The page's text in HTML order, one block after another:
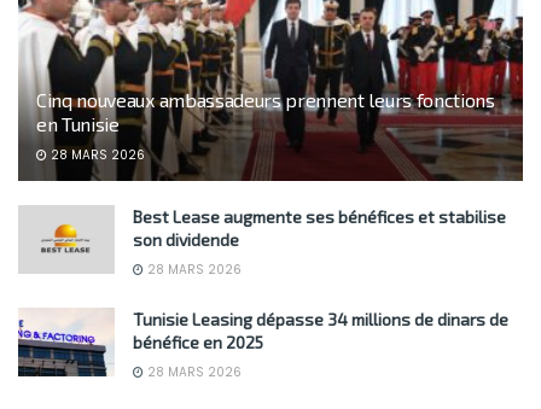
Cinq nouveaux ambassadeurs prennent leurs fonctions
en Tunisie
28 MARS 2026
Best Lease augmente ses bénéfices et stabilise
son dividende
28 MARS 2026
Tunisie Leasing dépasse 34 millions de dinars de
bénéfice en 2025
28 MARS 2026